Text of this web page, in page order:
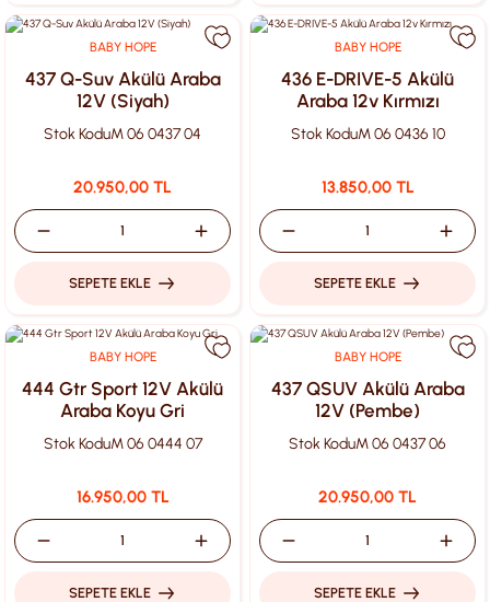
BABY HOPE
437 Q-Suv Akülü Araba
12V (Siyah)
Stok KoduM 06 0437 04
20.950,00 TL
SEPETE EKLE
BABY HOPE
436 E-DRIVE-5 Akülü
Araba 12v Kırmızı
Stok KoduM 06 0436 10
13.850,00 TL
SEPETE EKLE
BABY HOPE
444 Gtr Sport 12V Akülü
Araba Koyu Gri
Stok KoduM 06 0444 07
16.950,00 TL
SEPETE EKLE
BABY HOPE
437 QSUV Akülü Araba
12V (Pembe)
Stok KoduM 06 0437 06
20.950,00 TL
SEPETE EKLE